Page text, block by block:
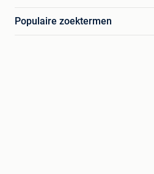
Populaire zoektermen